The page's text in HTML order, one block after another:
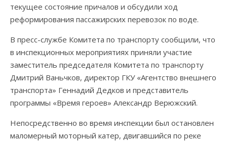
текущее состояние причалов и обсудили ход
реформирования пассажирских перевозок по воде.
В пресс-службе Комитета по транспорту сообщили, что
в инспекционных мероприятиях приняли участие
заместитель председателя Комитета по транспорту
Дмитрий Ваньчков, директор ГКУ «Агентство внешнего
транспорта» Геннадий Дедков и представитель
программы «Время героев» Александр Верюжский.
Непосредственно во время инспекции был остановлен
маломерный моторный катер, двигавшийся по реке